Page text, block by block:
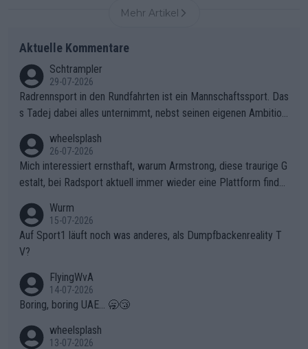
Mehr Artikel
Aktuelle Kommentare
Schtrampler
29-07-2026
Radrennsport in den Rundfahrten ist ein Mannschaftssport. Das
s Tadej dabei alles unternimmt, nebst seinen eigenen Ambition
ganze Team auch mental stark zu machen und konkret am Erf
olg teilzuhaben, ist ihm ganz hoch anzurechnen. Das ist ein Zei
chen weit über den Radsport hinaus.
wheelsplash
26-07-2026
Mich interessiert ernsthaft, warum Armstrong, diese traurige G
estalt, bei Radsport aktuell immer wieder eine Plattform finde
Wurm
15-07-2026
Auf Sport1 läuft noch was anderes, als Dumpfbackenreality T
V?
FlyingWvA
14-07-2026
Boring, boring UAE... 🥱😴
wheelsplash
13-07-2026